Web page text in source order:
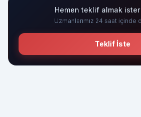
Hemen teklif almak
Uzmanlarımız 24 saat içinde
Teklif İste